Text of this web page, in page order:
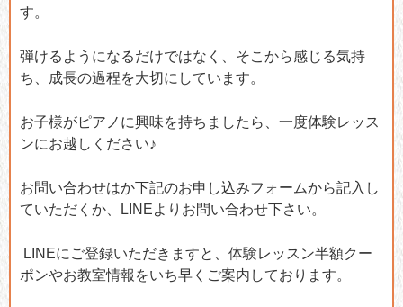
す。
弾けるようになるだけではなく、そこから感じる気持
ち、成長の過程を大切にしています。
お子様がピアノに興味を持ちましたら、一度体験レッス
ンにお越しください♪
お問い合わせはか下記のお申し込みフォームから記入し
ていただくか、LINEよりお問い合わせ下さい。
LINEにご登録いただきますと、体験レッスン半額クー
ポンやお教室情報をいち早くご案内しております。